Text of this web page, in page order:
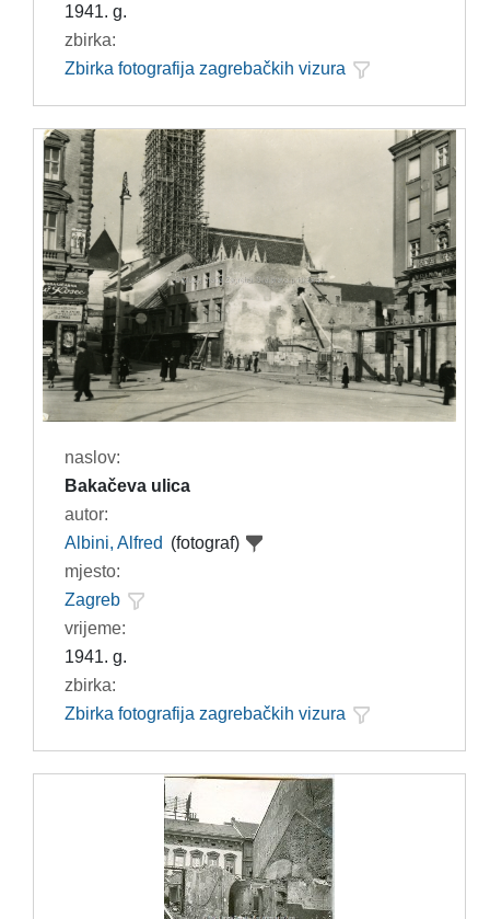
1941. g.
zbirka:
Zbirka fotografija zagrebačkih vizura
naslov:
Bakačeva ulica
autor:
Albini, Alfred (fotograf)
mjesto:
Zagreb
vrijeme:
1941. g.
zbirka:
Zbirka fotografija zagrebačkih vizura